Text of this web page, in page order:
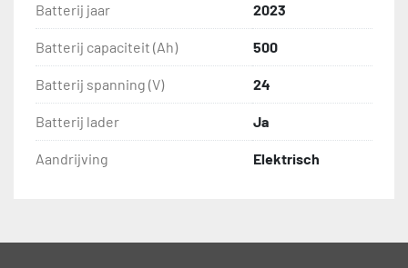
Batterij jaar 2023
Batterij capaciteit (Ah) 500
Batterij spanning (V) 24
Batterij lader Ja
Aandrijving Elektrisch